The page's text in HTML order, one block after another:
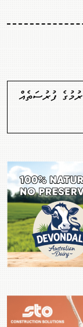
ފުރުސަތެއް